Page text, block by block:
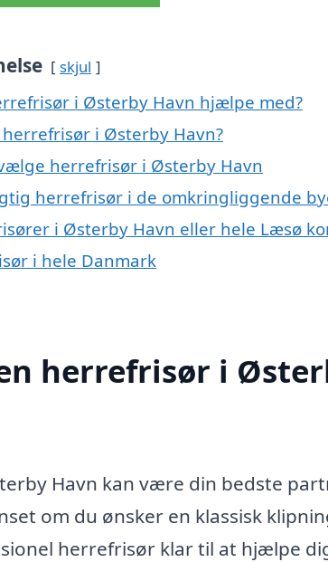
skjul
i Østerby Havn hjælpe med?
i Østerby Havn?
herrefrisør i Østerby Havn
herrefrisør i de omkringliggende
i Østerby Havn eller hele Læsø
i hele Danmark
herrefrisør i
Havn kan være din bedste
om du ønsker en klassisk
herrefrisør klar til at hjælpe